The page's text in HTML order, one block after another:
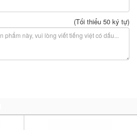
(Tối thiểu 50 ký tự)